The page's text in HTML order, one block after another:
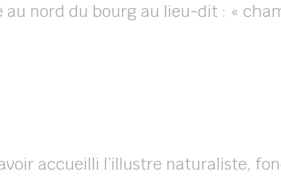
au nord du bourg au lieu-dit : «
accueilli l’illustre naturaliste,